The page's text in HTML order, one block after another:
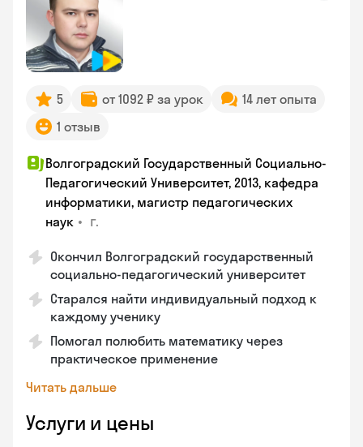
5 от 1092 ₽ за урок
14 лет опыта
1 отзыв
Волгоградский Государственный Социально-
Педагогический Университет, 2013, кафедра
информатики, магистр педагогических
наук • г.
Окончил Волгоградский государственный
социально-педагогический университет
Старался найти индивидуальный подход к
каждому ученику
Помогал полюбить математику через
практическое применение
Читать дальше
Услуги и цены